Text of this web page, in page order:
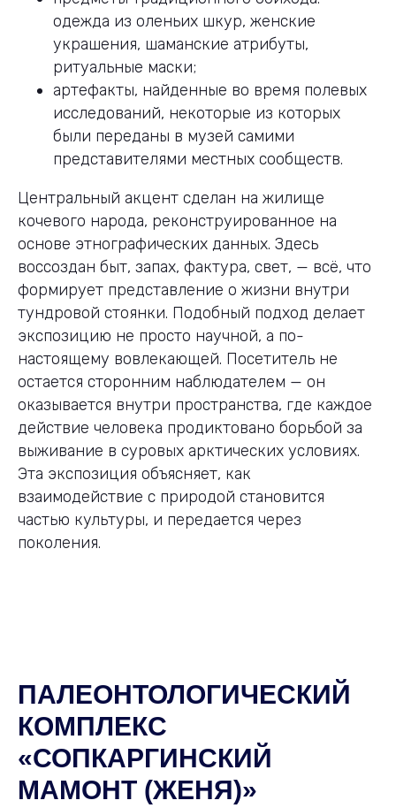
одежда из оленьих шкур, женские
украшения, шаманские атрибуты,
ритуальные маски;
артефакты, найденные во время полевых
исследований, некоторые из которых
были переданы в музей самими
представителями местных сообществ.
Центральный акцент сделан на жилище
кочевого народа, реконструированное на
основе этнографических данных. Здесь
воссоздан быт, запах, фактура, свет, — всё, что
формирует представление о жизни внутри
тундровой стоянки. Подобный подход делает
экспозицию не просто научной, а по-
настоящему вовлекающей. Посетитель не
остается сторонним наблюдателем — он
оказывается внутри пространства, где каждое
действие человека продиктовано борьбой за
выживание в суровых арктических условиях.
Эта экспозиция объясняет, как
взаимодействие с природой становится
частью культуры, и передается через
поколения.
ПАЛЕОНТОЛОГИЧЕСКИЙ
КОМПЛЕКС
«СОПКАРГИНСКИЙ
МАМОНТ (ЖЕНЯ)»